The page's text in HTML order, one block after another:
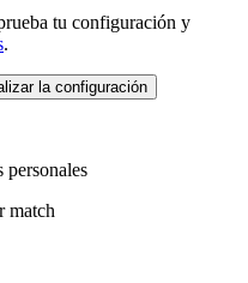
tu configuración y
.
la configuración
personales
match